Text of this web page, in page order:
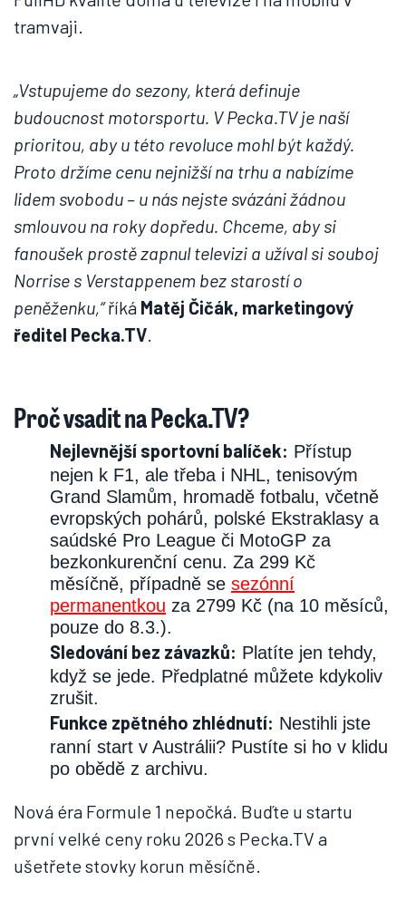
tramvaji.
„Vstupujeme do sezony, která definuje
budoucnost motorsportu. V Pecka.TV je naší
prioritou, aby u této revoluce mohl být každý.
Proto držíme cenu nejnižší na trhu a nabízíme
lidem svobodu – u nás nejste svázáni žádnou
smlouvou na roky dopředu. Chceme, aby si
fanoušek prostě zapnul televizi a užíval si souboj
Norrise s Verstappenem bez starostí o
peněženku,“říká Matěj Čičák, marketingový
ředitel Pecka.TV.
Proč vsadit na Pecka.TV?
Nejlevnější sportovní balíček: Přístup
nejen k F1, ale třeba i NHL, tenisovým
Grand Slamům, hromadě fotbalu, včetně
evropských pohárů, polské Ekstraklasy a
saúdské Pro League či MotoGP za
bezkonkurenční cenu. Za 299 Kč
měsíčně, případně se sezónní
permanentkou za 2799 Kč (na 10 měsíců,
pouze do 8.3.).
Sledování bez závazků: Platíte jen tehdy,
když se jede. Předplatné můžete kdykoliv
zrušit.
Funkce zpětného zhlédnutí: Nestihli jste
ranní start v Austrálii? Pustíte si ho v klidu
po obědě z archivu.
Nová éra Formule 1 nepočká. Buďte u startu
první velké ceny roku 2026 s Pecka.TV a
ušetřete stovky korun měsíčně.